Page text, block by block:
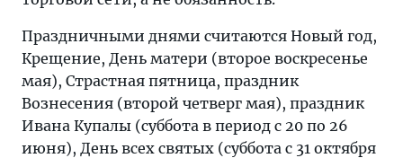
Праздничными днями считаются Новый год,
Крещение, День матери (второе воскресенье
мая), Страстная пятница, праздник
Вознесения (второй четверг мая), праздник
Ивана Купалы (суббота в период с 20 по 26
июня), День всех святых (суббота с 31 октября